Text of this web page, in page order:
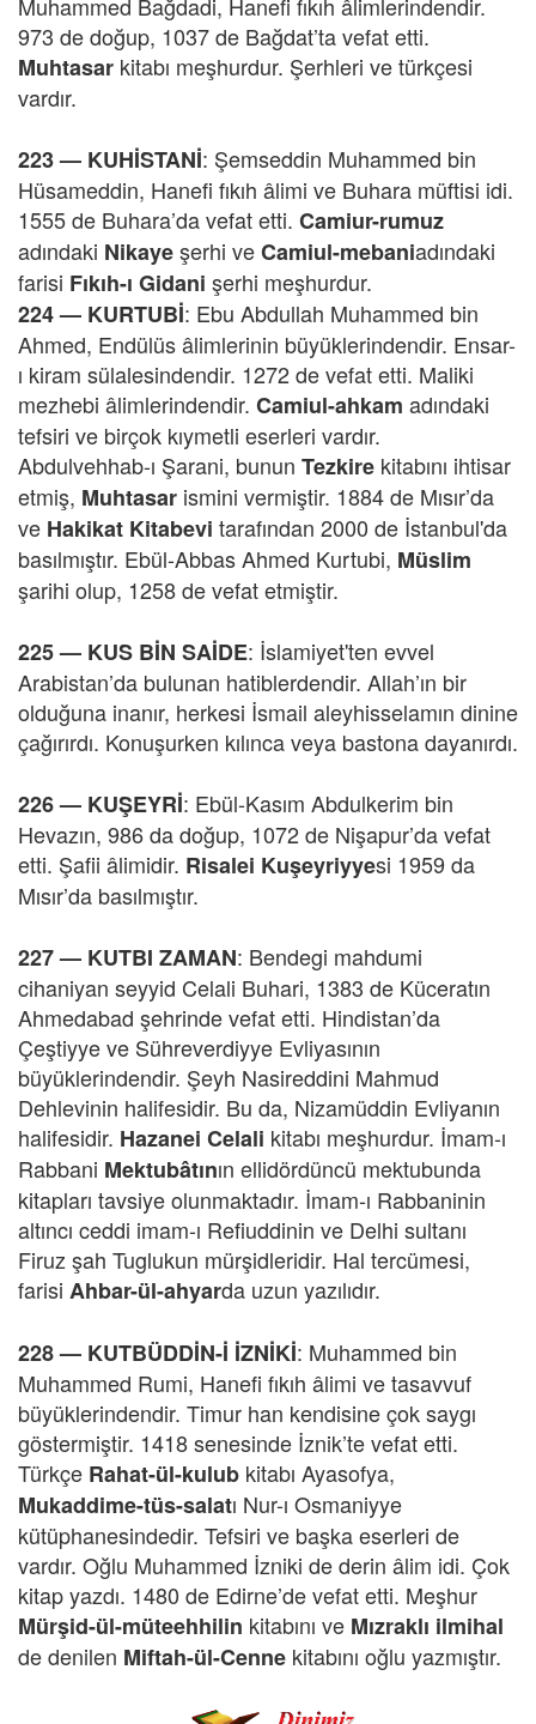
973 de doğup, 1037 de Bağdat’ta vefat etti.
Muhtasar kitabı meşhurdur. Şerhleri ve türkçesi
vardır.
223 — KUHİSTANİ: Şemseddin Muhammed bin
Hüsameddin, Hanefi fıkıh âlimi ve Buhara müftisi idi.
1555 de Buhara’da vefat etti. Camiur-rumuz
adındaki Nikayeşerhi veCamiul-mebaniadındaki
farisi Fıkıh-ı Gidani şerhi meşhurdur.
224 — KURTUBİ: Ebu Abdullah Muhammed bin
Ahmed, Endülüs âlimlerinin büyüklerindendir. Ensar-
ı kiram sülalesindendir. 1272 de vefat etti. Maliki
mezhebi âlimlerindendir. Camiul-ahkam adındaki
tefsiri ve birçok kıymetli eserleri vardır.
Abdulvehhab-ı Şarani, bunun Tezkire kitabını ihtisar
etmiş, Muhtasar ismini vermiştir. 1884 de Mısır’da
ve Hakikat Kitabevi tarafından 2000 de İstanbul'da
basılmıştır. Ebül-Abbas Ahmed Kurtubi, Müslim
şarihi olup, 1258 de vefat etmiştir.
225 — KUS BİN SAİDE: İslamiyet'ten evvel
Arabistan’da bulunan hatiblerdendir. Allah’ın bir
olduğuna inanır, herkesi İsmail aleyhisselamın dinine
çağırırdı. Konuşurken kılınca veya bastona dayanırdı.
226 — KUŞEYRİ: Ebül-Kasım Abdulkerim bin
Hevazın, 986 da doğup, 1072 de Nişapur’da vefat
etti. Şafii âlimidir. Risalei Kuşeyriyyesi 1959 da
Mısır’da basılmıştır.
227 — KUTBI ZAMAN: Bendegi mahdumi
cihaniyan seyyid Celali Buhari, 1383 de Küceratın
Ahmedabad şehrinde vefat etti. Hindistan’da
Çeştiyye ve Sühreverdiyye Evliyasının
büyüklerindendir. Şeyh Nasireddini Mahmud
Dehlevinin halifesidir. Bu da, Nizamüddin Evliyanın
halifesidir. Hazanei Celali kitabı meşhurdur. İmam-ı
Rabbani Mektubâtının ellidördüncü mektubunda
kitapları tavsiye olunmaktadır. İmam-ı Rabbaninin
altıncı ceddi imam-ı Refiuddinin ve Delhi sultanı
Firuz şah Tuglukun mürşidleridir. Hal tercümesi,
farisi Ahbar-ül-ahyarda uzun yazılıdır.
228 — KUTBÜDDİN-İ İZNİKİ: Muhammed bin
Muhammed Rumi, Hanefi fıkıh âlimi ve tasavvuf
büyüklerindendir. Timur han kendisine çok saygı
göstermiştir. 1418 senesinde İznik’te vefat etti.
Türkçe Rahat-ül-kulub kitabı Ayasofya,
Mukaddime-tüs-salatı Nur-ı Osmaniyye
kütüphanesindedir. Tefsiri ve başka eserleri de
vardır. Oğlu Muhammed İzniki de derin âlim idi. Çok
kitap yazdı. 1480 de Edirne’de vefat etti. Meşhur
Mürşid-ül-müteehhilin kitabını ve Mızraklı ilmihal
de denilen Miftah-ül-Cenne kitabını oğlu yazmıştır.